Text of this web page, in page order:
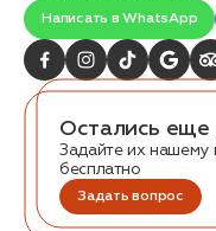
Написать в WhatsApp
Остались еще
Задайте их
бесплатно
Задать вопрос